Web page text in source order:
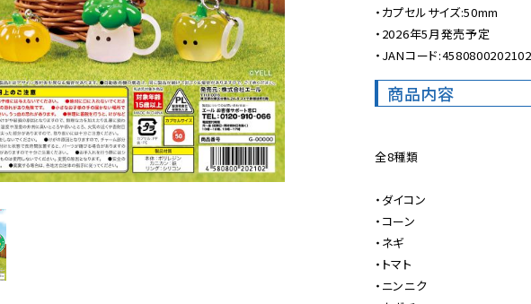
・カプセルサイズ:50mm
・2026年5月発売予定
・JANコード:4580800202102
商品内容
全8種類
・ダイコン
・コーン
・ネギ
・トマト
・ニンニク